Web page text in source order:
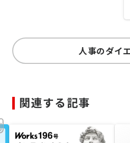
人事のダイ
関連する記事